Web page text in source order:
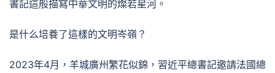
書記這般描寫中華文明的燦若星河。
是什么培養了這樣的文明岑嶺？
2023年4月，羊城廣州繁花似錦，習近平總書記邀請法國總